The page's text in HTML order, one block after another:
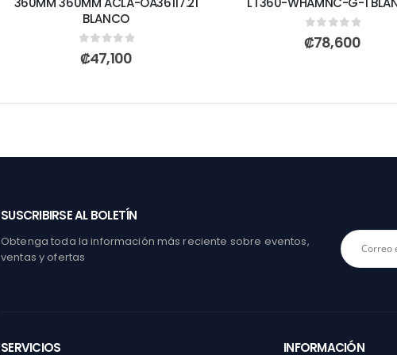
BLANCO
0out of 5
₡47,100
0out of 5
₡78,600
SUSCRIBIRSE AL BOLETÍN
Obtenga toda la información más reciente sobre eventos,
ventas y ofertas
SERVICIOS INFORMACIÓN